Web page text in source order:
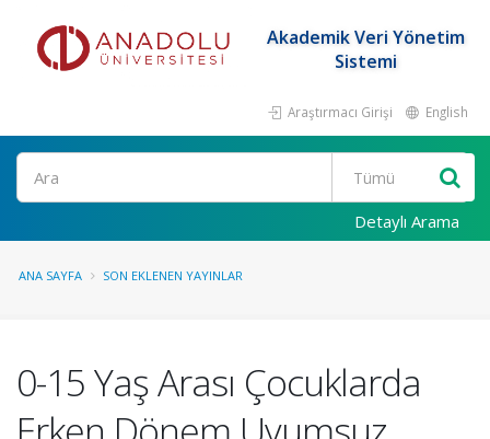
Akademik Veri Yönetim
Sistemi
Araştırmacı Girişi English
Ara
Detaylı Arama
ANA SAYFA SON EKLENEN YAYINLAR
0-15 Yaş Arası Çocuklarda